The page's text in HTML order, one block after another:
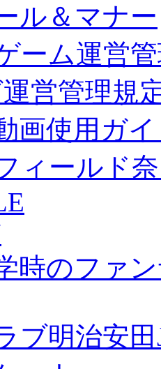
ル＆マナー
ーム運営
営管理規
画使用ガ
ィールド
時のファ
ブ明治安